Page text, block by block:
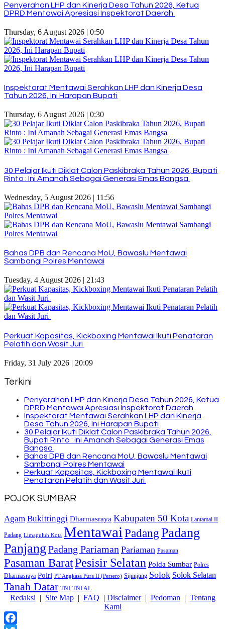
Penyerahan LHP dan Kinerja Desa Tahun 2026, Ketua
DPRD Mentawai Apresiasi Inspektorat Daerah
Thursday, 6 August 2026 | 0:50
Inspektorat Mentawai Serahkan LHP dan Kinerja Desa
Tahun 2026, Ini Harapan Bupati
Thursday, 6 August 2026 | 0:30
30 Pelajar Ikuti Diklat Calon Paskibraka Tahun 2026, Bupati
Rinto : Ini Amanah Sebagai Generasi Emas Bangsa
Wednesday, 5 August 2026 | 11:56
Bahas DPB dan Rencana MoU, Bawaslu Mentawai
Sambangi Polres Mentawai
Tuesday, 4 August 2026 | 21:43
Perkuat Kapasitas, Kickboxing Mentawai Ikuti Penataran
Pelatih dan Wasit Juri
Friday, 31 July 2026 | 20:09
Terkini
Penyerahan LHP dan Kinerja Desa Tahun 2026, Ketua
DPRD Mentawai Apresiasi Inspektorat Daerah
Inspektorat Mentawai Serahkan LHP dan Kinerja
Desa Tahun 2026, Ini Harapan Bupati
30 Pelajar Ikuti Diklat Calon Paskibraka Tahun 2026,
Bupati Rinto : Ini Amanah Sebagai Generasi Emas
Bangsa
Bahas DPB dan Rencana MoU, Bawaslu Mentawai
Sambangi Polres Mentawai
Perkuat Kapasitas, Kickboxing Mentawai Ikuti
Penataran Pelatih dan Wasit Juri
POJOK SUMBAR
Agam Bukittinggi Dharmasraya Kabupaten 50 Kota Lantamal II
Padang Limapuluh Kota Mentawai PadangPadang
Panjang Padang Pariaman Pariaman Pasaman
Pasaman BaratPesisir Selatan Polda Sumbar Polres
Dharmasraya Polri PT Angkasa Pura II (Persero) Sijunjung Solok Solok Selatan
Tanah Datar TNI TNI AL
Redaksi | Site Map| FAQ | Disclaimer| Pedoman | Tentang
Kami